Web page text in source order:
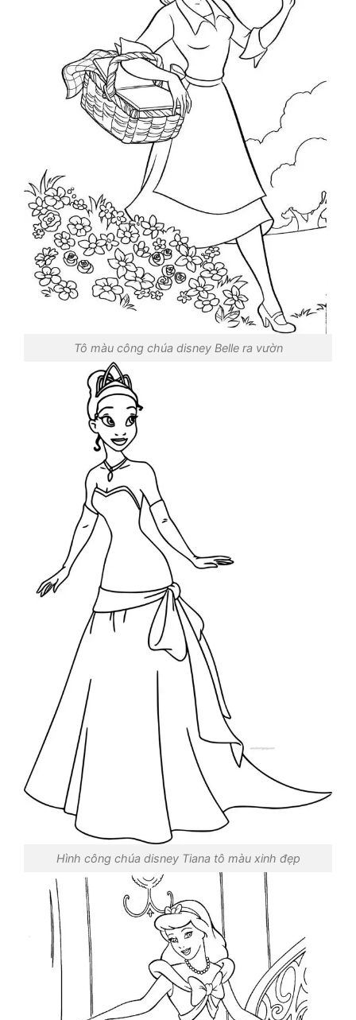
Tô màu công chúa disney Belle ra vườn
Hình công chúa disney Tiana tô màu xinh đẹp